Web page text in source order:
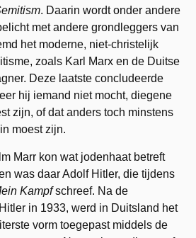
. Daarin wordt onder andere
met andere grondleggers van
het moderne, niet-christelijk
zoals Karl Marx en de Duitse
Deze laatste concludeerde
hij iemand niet mocht, diegene
zijn, of dat anders toch minstens
moest zijn.
Marr kon wat jodenhaat betreft
was daar Adolf Hitler, die tijdens
Kampfschreef. Na de
in 1933, werd in Duitsland het
vorm toegepast middels de